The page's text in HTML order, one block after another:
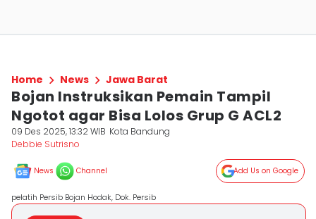
Home News Jawa Barat
Bojan Instruksikan Pemain Tampil
Ngotot agar Bisa Lolos Grup G ACL2
09 Des 2025, 13:32 WIB Kota Bandung
Debbie Sutrisno
News Channel Add Us on Google
pelatih Persib Bojan Hodak, Dok. Persib